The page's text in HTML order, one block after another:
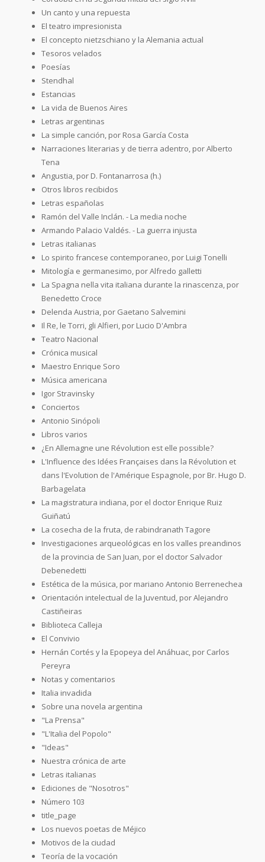
Un canto y una repuesta
El teatro impresionista
El concepto nietzschiano y la Alemania actual
Tesoros velados
Poesías
Stendhal
Estancias
La vida de Buenos Aires
Letras argentinas
La simple canción, por Rosa García Costa
Narraciones literarias y de tierra adentro, por Alberto
Tena
Angustia, por D. Fontanarrosa (h.)
Otros libros recibidos
Letras españolas
Ramón del Valle Inclán. - La media noche
Armando Palacio Valdés. - La guerra injusta
Letras italianas
Lo spirito francese contemporaneo, por Luigi Tonelli
Mitología e germanesimo, por Alfredo galletti
La Spagna nella vita italiana durante la rinascenza, por
Benedetto Croce
Delenda Austria, por Gaetano Salvemini
Il Re, le Torri, gli Alfieri, por Lucio D'Ambra
Teatro Nacional
Crónica musical
Maestro Enrique Soro
Música americana
Igor Stravinsky
Conciertos
Antonio Sinópoli
Libros varios
¿En Allemagne une Révolution est elle possible?
L'Influence des Idées Françaises dans la Révolution et
dans l'Evolution de l'Amérique Espagnole, por Br. Hugo D.
Barbagelata
La magistratura indiana, por el doctor Enrique Ruiz
Guiñatú
La cosecha de la fruta, de rabindranath Tagore
Investigaciones arqueológicas en los valles preandinos
de la provincia de San Juan, por el doctor Salvador
Debenedetti
Estética de la música, por mariano Antonio Berrenechea
Orientación intelectual de la Juventud, por Alejandro
Castiñeiras
Biblioteca Calleja
El Convivio
Hernán Cortés y la Epopeya del Anáhuac, por Carlos
Pereyra
Notas y comentarios
Italia invadida
Sobre una novela argentina
"La Prensa"
"L'Italia del Popolo"
"Ideas"
Nuestra crónica de arte
Letras italianas
Ediciones de "Nosotros"
Número 103
title_page
Los nuevos poetas de Méjico
Motivos de la ciudad
Teoría de la vocación